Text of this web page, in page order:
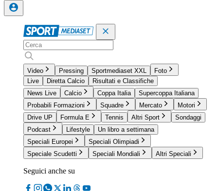
Video Pressing Sportmediaset XXL
Foto
Live
Diretta Calcio
Risultati e Classifiche
News Live
Calcio Coppa Italia
Supercoppa Italiana
Probabili Formazioni
Squadre Mercato
Motori
Drive UP
Formula E Tennis Altri Sport
Sondaggi
Podcast
Lifestyle
Un libro a settimana
Speciali Europei
Speciali Olimpiadi
Speciale Scudetti
Speciali Mondiali Altri Speciali
Seguici anche su